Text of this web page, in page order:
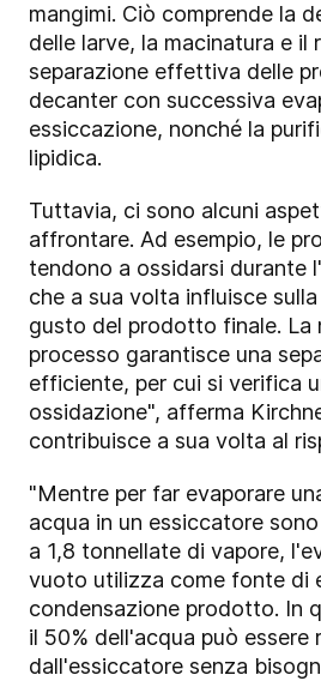
mangimi. Ciò comprende la
delle larve, la macinatura e il
separazione effettiva delle
decanter con successiva
essiccazione, nonché la
lipidica.
Tuttavia, ci sono alcuni
affrontare. Ad esempio, le
tendono a ossidarsi durante
che a sua volta influisce
gusto del prodotto finale. La
processo garantisce una
efficiente, per cui si verifica
ossidazione", afferma
contribuisce a sua volta al
"Mentre per far evaporare
acqua in un essiccatore
a 1,8 tonnellate di vapore,
vuoto utilizza come fonte di
condensazione prodotto. In
il 50% dell'acqua può essere
dall'essiccatore senza